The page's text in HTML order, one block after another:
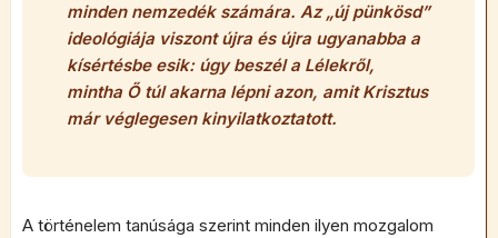
minden nemzedék számára. Az „új pünkösd”
ideológiája viszont újra és újra ugyanabba a
kísértésbe esik: úgy beszél a Lélekről,
mintha Ő túl akarna lépni azon, amit Krisztus
már véglegesen kinyilatkoztatott.
A történelem tanúsága szerint minden ilyen mozgalom